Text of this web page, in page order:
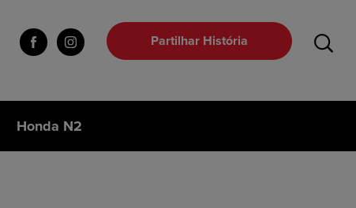
Partilhar História
Honda N2